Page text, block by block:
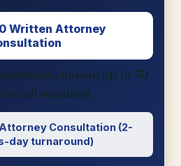
Written Attorney
upload up to 30
call required
Consultation (2-
day turnaround)